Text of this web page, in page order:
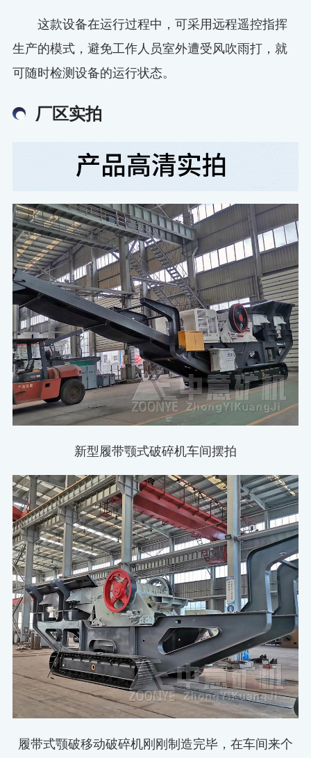
这款设备在运行过程中，可采用远程遥控指挥
生产的模式，避免工作人员室外遭受风吹雨打，就
可随时检测设备的运行状态。
厂区实拍
新型履带颚式破碎机车间摆拍
履带式颚破移动破碎机刚刚制造完毕，在车间来个